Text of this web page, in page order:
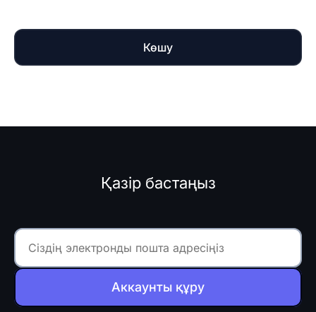
Көшу
Қазір бастаңыз
Аккаунты құру